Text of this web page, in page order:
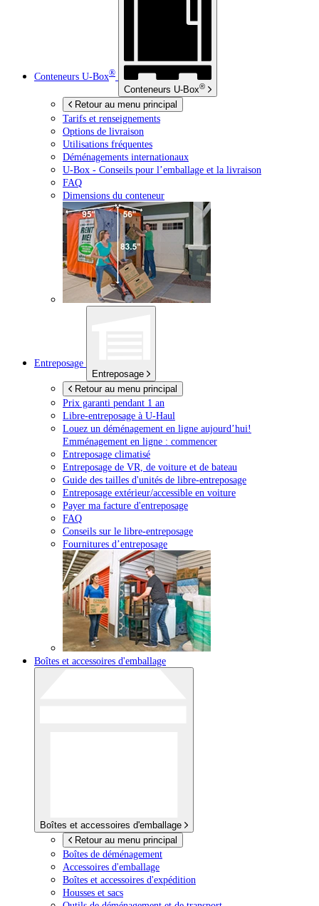
Conteneurs U-Box®
Conteneurs U-Box®
Retour au menu principal
Tarifs et renseignements
Options de livraison
Utilisations fréquentes
Déménagements internationaux
U-Box - Conseils pour l’emballage et la livraison
FAQ
Dimensions du conteneur
Entreposage
Entreposage
Retour au menu principal
Prix garanti pendant 1 an
Libre-entreposage à U-Haul
Louez un déménagement en ligne aujourd’hui!
Emménagement en ligne : commencer
Entreposage climatisé
Entreposage de VR, de voiture et de bateau
Guide des tailles d'unités de libre-entreposage
Entreposage extérieur/accessible en voiture
Payer ma facture d'entreposage
FAQ
Conseils sur le libre-entreposage
Fournitures d’entreposage
Boîtes et accessoires d'emballage
Boîtes et accessoires d'emballage
Retour au menu principal
Boîtes de déménagement
Accessoires d'emballage
Boîtes et accessoires d'expédition
Housses et sacs